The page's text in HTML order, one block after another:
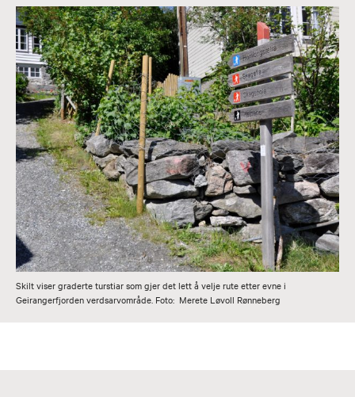
Skilt viser graderte turstiar som gjer det lett å velje rute etter evne i
Geirangerfjorden verdsarvområde. Foto: Merete Løvoll Rønneberg